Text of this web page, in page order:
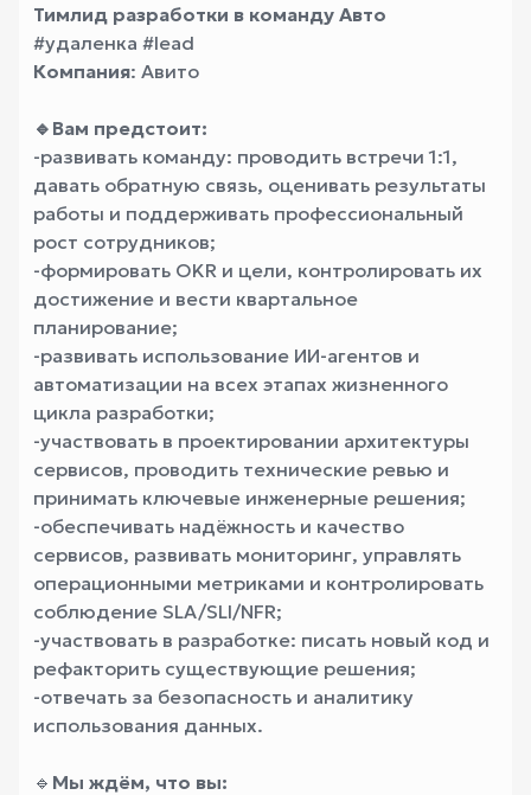
Тимлид разработки в команду Авто
#удаленка #lead
Компания: Авито
🔹Вам предстоит:
-развивать команду: проводить встречи 1:1,
давать обратную связь, оценивать результаты
работы и поддерживать профессиональный
рост сотрудников;
-формировать OKR и цели, контролировать их
достижение и вести квартальное
планирование;
-развивать использование ИИ-агентов и
автоматизации на всех этапах жизненного
цикла разработки;
-участвовать в проектировании архитектуры
сервисов, проводить технические ревью и
принимать ключевые инженерные решения;
-обеспечивать надёжность и качество
сервисов, развивать мониторинг, управлять
операционными метриками и контролировать
соблюдение SLA/SLI/NFR;
-участвовать в разработке: писать новый код и
рефакторить существующие решения;
-отвечать за безопасность и аналитику
использования данных.
🔹 Мы ждём, что вы: